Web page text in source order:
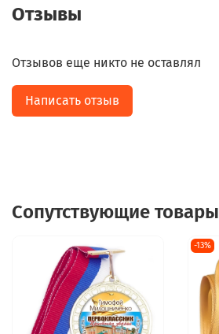
Отзывы
Отзывов еще никто не оставлял
Написать отзыв
Сопутствующие товары
-13%